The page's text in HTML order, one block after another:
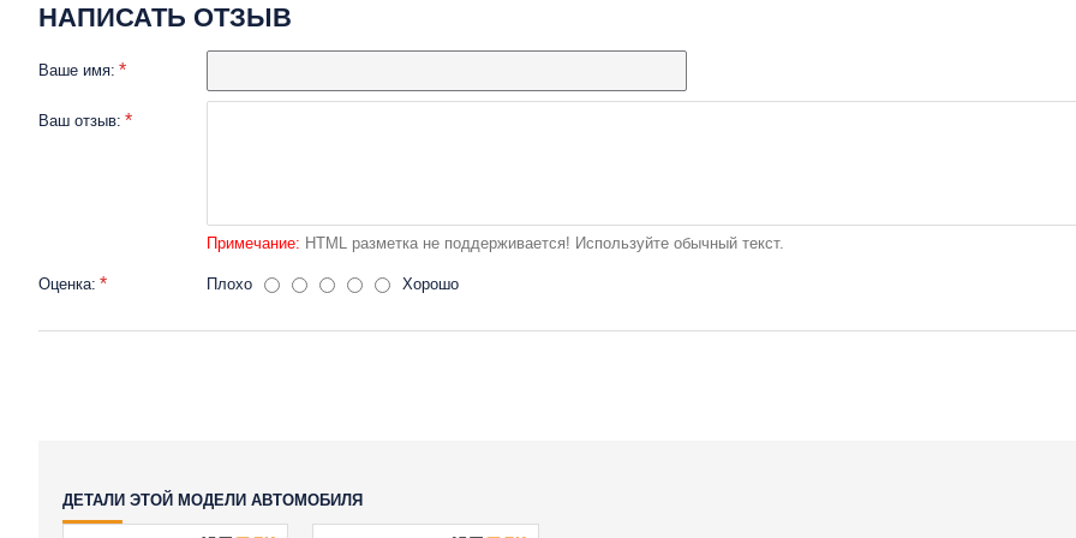
НАПИСАТЬ ОТЗЫВ
Ваше имя:
Ваш отзыв:
Примечание: HTML разметка не поддерживается! Используйте обычный текст.
Оценка: Плохо Хорошо
ДЕТАЛИ ЭТОЙ МОДЕЛИ АВТОМОБИЛЯ